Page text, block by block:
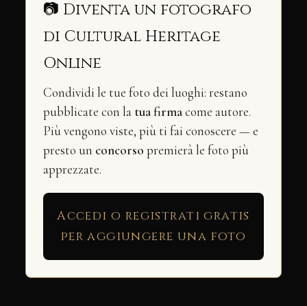
📷 Diventa un fotografo
di Cultural Heritage
Online
Condividi le tue foto dei luoghi: restano
pubblicate con la tua firmacome autore.
Più vengono viste, più ti fai conoscere — e
presto un concorso premierà le foto più
apprezzate.
Accedi o registrati gratis
per aggiungere una foto